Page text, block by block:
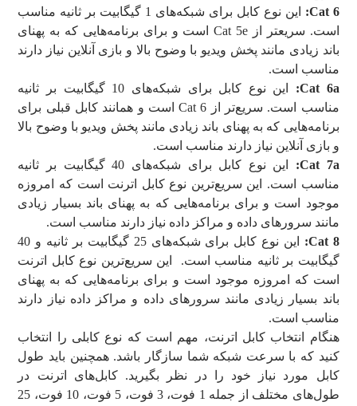
Cat 6
:
این نوع کابل برای شبکه‌های 1 گیگابیت بر ثانیه مناسب
است. سریعتر از Cat 5e است و برای برنامه‌هایی که به پهنای
باند زیادی مانند پخش ویدیو با وضوح بالا و بازی آنلاین نیاز دارند
مناسب است.
Cat 6a
:
این نوع کابل برای شبکه‌های 10 گیگابیت بر ثانیه
مناسب است. سریع‌تر از Cat 6 است و همانند کابل قبلی برای
برنامه‌هایی که به پهنای باند زیادی مانند پخش ویدیو با وضوح بالا
و بازی آنلاین نیاز دارند مناسب است.
Cat 7a
:
این نوع کابل برای شبکه‌های 40 گیگابیت بر ثانیه
مناسب است. این سریع‌ترین نوع کابل اترنت است که امروزه
موجود است و برای برنامه‌هایی که به پهنای باند بسیار زیادی
مانند سرورهای داده و مراکز داده نیاز دارند مناسب است.
Cat 8
:
این نوع کابل برای شبکه‌های 25 گیگابیت بر ثانیه و 40
گیگابیت بر ثانیه مناسب است. این سریع‌ترین نوع کابل اترنت
است که امروزه موجود است و برای برنامه‌هایی که به پهنای
باند بسیار زیادی مانند سرورهای داده و مراکز داده نیاز دارند
مناسب است.
هنگام انتخاب کابل اترنت، مهم است که نوع کابلی را انتخاب
کنید که با سرعت شبکه شما سازگار باشد. همچنین باید طول
کابل مورد نیاز خود را در نظر بگیرید. کابل‌های اترنت در
طول‌های مختلف از جمله 1 فوت، 3 فوت، 5 فوت، 10 فوت، 25